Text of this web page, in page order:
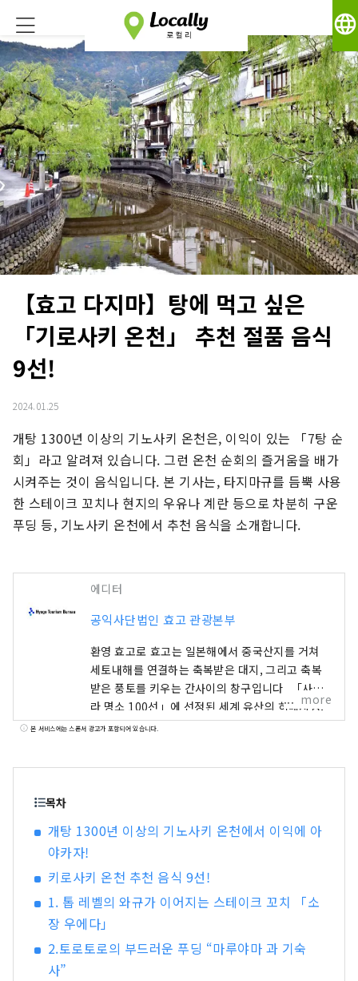
language
【효고 다지마】탕에 먹고 싶은
「기로사키 온천」 추천 절품 음식
9선!
2024.01.25
개탕 1300년 이상의 기노사키 온천은, 이익이 있는 「7탕 순
회」라고 알려져 있습니다. 그런 온천 순회의 즐거움을 배가
시켜주는 것이 음식입니다. 본 기사는, 타지마규를 듬뿍 사용
한 스테이크 꼬치나 현지의 우유나 계란 등으로 차분히 구운
푸딩 등, 기노사키 온천에서 추천 음식을 소개합니다.
에디터
공익사단법인 효고 관광본부
환영 효고로 효고는 일본해에서 중국산지를 거쳐
세토내해를 연결하는 축복받은 대지, 그리고 축복
받은 풍토를 키우는 간사이의 창구입니다. 「사쿠
라 명소 100선」에 선정된 세계 유산의 히메지성,
롯코산에서 보는 대 파노라마의 야경 등, 눈을 빼앗
대자연에 싸여 마음도 몸도 릴렉스 할 수 있습니다.
리는 소리, 여름에 각지에서 개최되는 불꽃놀이에
있습니다. 현내의 허브원이나 식물원에서는 사계절
을 통해서, 허브나 꽃들의 상냥하고 기분 좋은 향기
에 치유됩니다. 자, 「시각・미각・촉각・청각・
more
본 서비스에는 스폰서 광고가 포함되어 있습니다.
목차
개탕 1300년 이상의 기노사키 온천에서 이익에 아
야카자!
키로사키 온천 추천 음식 9선!
1. 톱 레벨의 와규가 이어지는 스테이크 꼬치 「소
장 우에다」
2.토로토로의 부드러운 푸딩 “마루야마 과 기숙
사”